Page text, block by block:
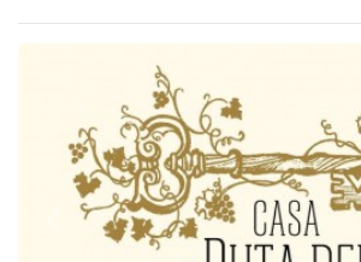
Anterior